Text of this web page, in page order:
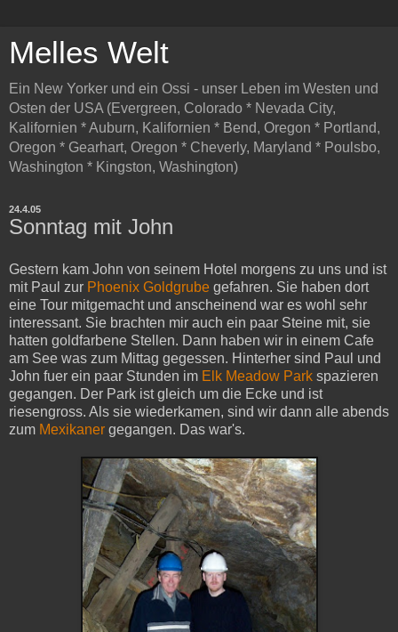
Melles Welt
Ein New Yorker und ein Ossi - unser Leben im Westen und
Osten der USA (Evergreen, Colorado * Nevada City,
Kalifornien * Auburn, Kalifornien * Bend, Oregon * Portland,
Oregon * Gearhart, Oregon * Cheverly, Maryland * Poulsbo,
Washington * Kingston, Washington)
24.4.05
Sonntag mit John
Gestern kam John von seinem Hotel morgens zu uns und ist
mit Paul zur Phoenix Goldgrube gefahren. Sie haben dort
eine Tour mitgemacht und anscheinend war es wohl sehr
interessant. Sie brachten mir auch ein paar Steine mit, sie
hatten goldfarbene Stellen. Dann haben wir in einem Cafe
am See was zum Mittag gegessen. Hinterher sind Paul und
John fuer ein paar Stunden im Elk Meadow Park spazieren
gegangen. Der Park ist gleich um die Ecke und ist
riesengross. Als sie wiederkamen, sind wir dann alle abends
zum Mexikaner gegangen. Das war's.